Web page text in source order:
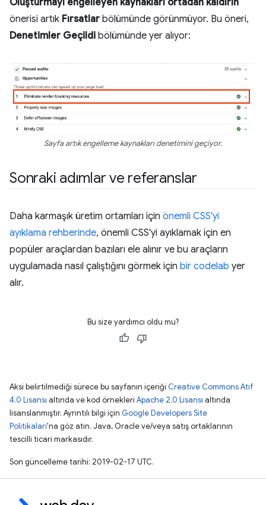
önerisi artık Fırsatlar bölümünde görünmüyor. Bu öneri,
Denetimler Geçildi bölümünde yer alıyor:
Sayfa artık engelleme kaynakları denetimini geçiyor.
Sonraki adımlar ve referanslar
Daha karmaşık üretim ortamları için önemli CSS'yi
ayıklama rehberinde, önemli CSS'yi ayıklamak için en
popüler araçlardan bazıları ele alınır ve bu araçların
uygulamada nasıl çalıştığını görmek için bir codelab yer
alır.
Bu size yardımcı oldu mu?
Aksi belirtilmediği sürece bu sayfanın içeriği Creative Commons Atıf
4.0 Lisansı altında ve kod örnekleri Apache 2.0 Lisansı altında
lisanslanmıştır. Ayrıntılı bilgi için Google Developers Site
Politikaları'na göz atın. Java, Oracle ve/veya satış ortaklarının
tescilli ticari markasıdır.
Son güncelleme tarihi: 2019-02-17 UTC.